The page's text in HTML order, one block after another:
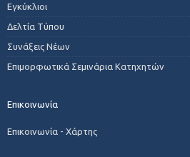
Εγκύκλιοι
Δελτία Τύπου
Συνάξεις Νέων
Επιμορφωτικά Σεμινάρια Κατηχητών
Επικοινωνία
Επικοινωνία - Χάρτης